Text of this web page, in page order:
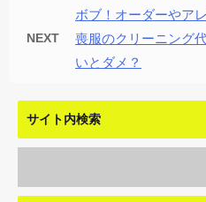
ボブ！オーダーやア
NEXT
喪服のクリーニング
いとダメ？
サイト内検索